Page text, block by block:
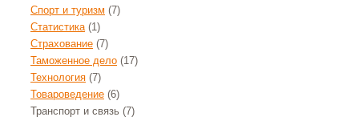
Спорт и туризм (7)
Статистика(1)
Страхование (7)
Таможенное дело (17)
Технология (7)
Товароведение (6)
Транспорт и связь (7)